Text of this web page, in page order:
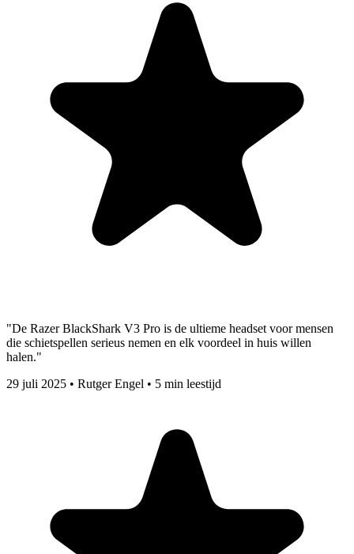
"De Razer BlackShark V3 Pro is de ultieme headset voor mensen
die schietspellen serieus nemen en elk voordeel in huis willen
halen."
29 juli 2025 • Rutger Engel • 5 min leestijd